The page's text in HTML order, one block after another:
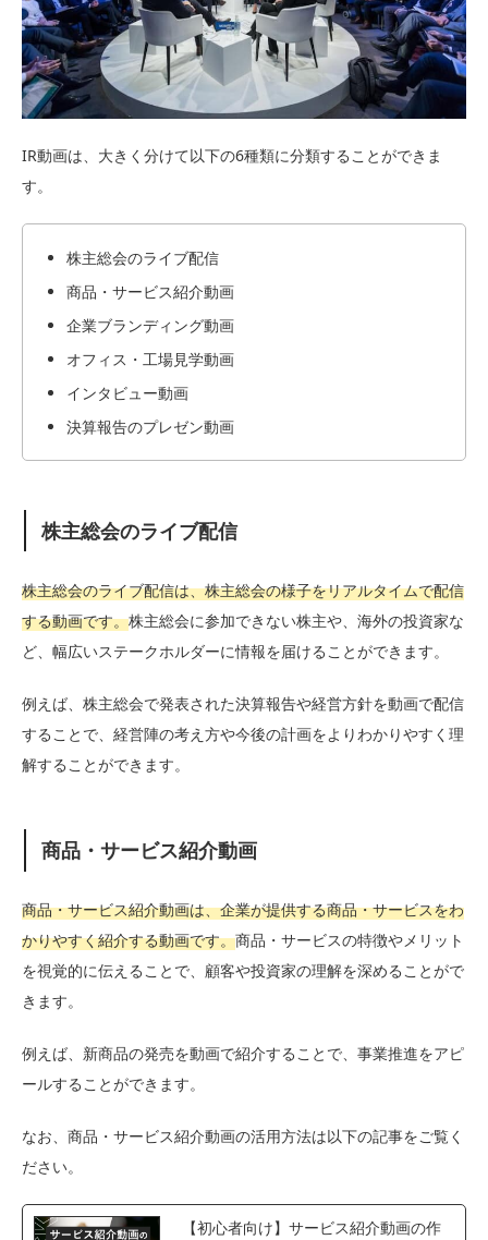
IR動画は、大きく分けて以下の6種類に分類することができま
す。
株主総会のライブ配信
商品・サービス紹介動画
企業ブランディング動画
オフィス・工場見学動画
インタビュー動画
決算報告のプレゼン動画
株主総会のライブ配信
株主総会のライブ配信は、株主総会の様子をリアルタイムで配信
する動画です。株主総会に参加できない株主や、海外の投資家な
ど、幅広いステークホルダーに情報を届けることができます。
例えば、株主総会で発表された決算報告や経営方針を動画で配信
することで、経営陣の考え方や今後の計画をよりわかりやすく理
解することができます。
商品・サービス紹介動画
商品・サービス紹介動画は、企業が提供する商品・サービスをわ
かりやすく紹介する動画です。商品・サービスの特徴やメリット
を視覚的に伝えることで、顧客や投資家の理解を深めることがで
きます。
例えば、新商品の発売を動画で紹介することで、事業推進をアピ
ールすることができます。
なお、商品・サービス紹介動画の活用方法は以下の記事をご覧く
ださい。
【初心者向け】サービス紹介動画の作